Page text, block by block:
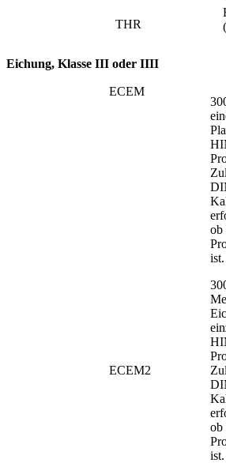
THR
Eichung, Klasse III oder IIII
ECEM
ob
ist.
ECEM2
ob
ist.